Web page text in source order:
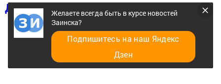
Добавить в избранное
Желаете всегда быть в курсе новостей
Заинска?
Подпишитесь на наш Яндекс
Дзен